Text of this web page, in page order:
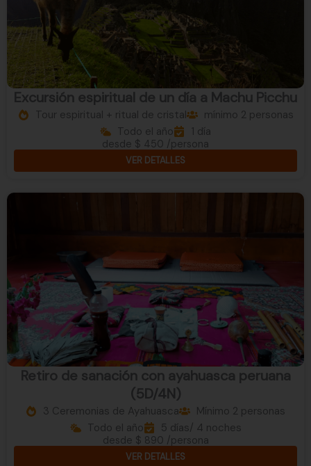
Excursión espiritual de un día a Machu Picchu
Tour espiritual + ritual de cristal
mínimo 2 personas
Todo el año
1 día
desde $ 450 /persona
VER DETALLES
Retiro de sanación con ayahuasca peruana
(5D/4N)
3 Ceremonias de Ayahuasca
Mínimo 2 personas
Todo el año
5 días/ 4 noches
desde $ 890 /persona
VER DETALLES